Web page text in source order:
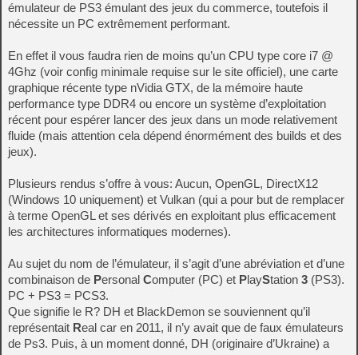
émulateur de PS3 émulant des jeux du commerce, toutefois il
nécessite un PC extrêmement performant.
En effet il vous faudra rien de moins qu’un CPU type core i7 @
4Ghz (voir config minimale requise sur le site officiel), une carte
graphique récente type nVidia GTX, de la mémoire haute
performance type DDR4 ou encore un système d’exploitation
récent pour espérer lancer des jeux dans un mode relativement
fluide (mais attention cela dépend énormément des builds et des
jeux).
Plusieurs rendus s’offre à vous: Aucun, OpenGL, DirectX12
(Windows 10 uniquement) et Vulkan (qui a pour but de remplacer
à terme OpenGL et ses dérivés en exploitant plus efficacement
les architectures informatiques modernes).
Au sujet du nom de l’émulateur, il s’agit d’une abréviation et d’une
combinaison de Personal Computer (PC) et PlayStation 3 (PS3).
PC + PS3 = PCS3.
Que signifie le R? DH et BlackDemon se souviennent qu’il
représentait Real car en 2011, il n’y avait que de faux émulateurs
de Ps3. Puis, à un moment donné, DH (originaire d’Ukraine) a